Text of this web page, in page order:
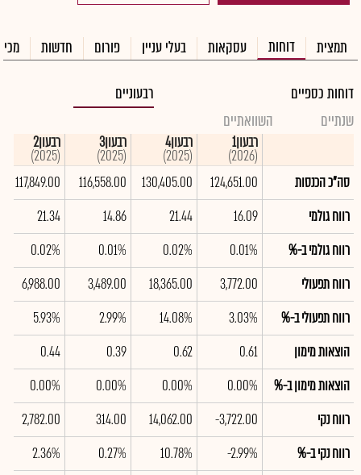
תמצית דוחות עסקאות בעלי עניין פורום חדשות
דוחות כספיים
רבעוניים
שנתיים
השוואתיים
רבעון1
(2026)
רבעון4
(2025)
רבעון3
(2025)
רבעון2
(2025)
סה"כ הכנסות
124,651.00
130,405.00
116,558.00
117,849.00
רווח גולמי
16.09
21.44
14.86
21.34
רווח גולמי ב-%
0.01%
0.02%
0.01%
0.02%
רווח תפעולי
3,772.00
18,365.00
3,489.00
6,988.00
רווח תפעולי ב-%
3.03%
14.08%
2.99%
5.93%
הוצאות מימון
0.61
0.62
0.39
0.44
הוצאות מימון ב-%
0.00%
0.00%
0.00%
0.00%
רווח נקי
-3,722.00
14,062.00
314.00
2,782.00
רווח נקי ב-%
-2.99%
10.78%
0.27%
2.36%